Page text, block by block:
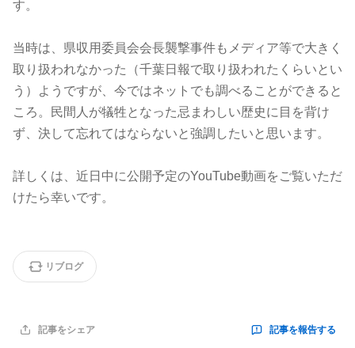
す。
当時は、県収用委員会会長襲撃事件もメディア等で大きく
取り扱われなかった（千葉日報で取り扱われたくらいとい
う）ようですが、今ではネットでも調べることができると
ころ。民間人が犠牲となった忌まわしい歴史に目を背け
ず、決して忘れてはならないと強調したいと思います。
詳しくは、近日中に公開予定のYouTube動画をご覧いただ
けたら幸いです。
リブログ
記事をシェア 記事を報告する